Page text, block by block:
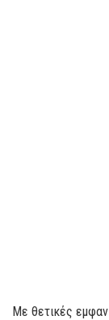
Με θετικές